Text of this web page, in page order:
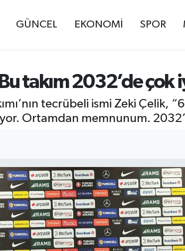
GÜNCEL EKONOMİ SPOR
takım 2032’de çok
tecrübeli ismi Zeki Çelik,
Ortamdan memnunum.